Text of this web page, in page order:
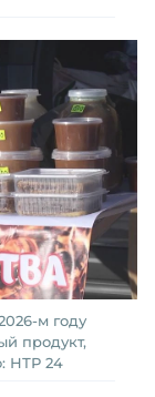
м году
продукт,
НТР 24